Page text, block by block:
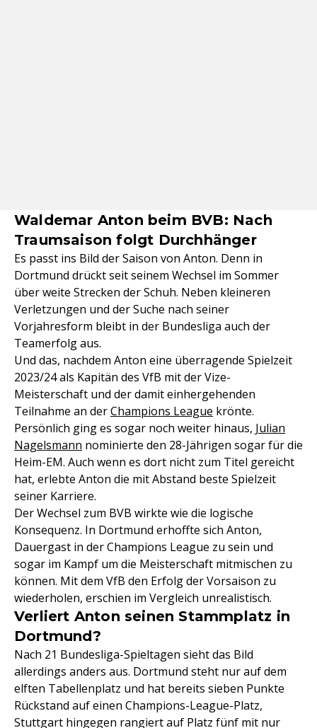
Waldemar Anton beim BVB: Nach
Traumsaison folgt Durchhänger
Es passt ins Bild der Saison von Anton. Denn in
Dortmund drückt seit seinem Wechsel im Sommer
über weite Strecken der Schuh. Neben kleineren
Verletzungen und der Suche nach seiner
Vorjahresform bleibt in der Bundesliga auch der
Teamerfolg aus.
Und das, nachdem Anton eine überragende Spielzeit
2023/24 als Kapitän des VfB mit der Vize-
Meisterschaft und der damit einhergehenden
Teilnahme an derChampions League krönte.
Persönlich ging es sogar noch weiter hinaus, Julian
Nagelsmann nominierte den 28-Jährigen sogar für die
Heim-EM. Auch wenn es dort nicht zum Titel gereicht
hat, erlebte Anton die mit Abstand beste Spielzeit
seiner Karriere.
Der Wechsel zum BVB wirkte wie die logische
Konsequenz. In Dortmund erhoffte sich Anton,
Dauergast in der Champions League zu sein und
sogar im Kampf um die Meisterschaft mitmischen zu
können. Mit dem VfB den Erfolg der Vorsaison zu
wiederholen, erschien im Vergleich unrealistisch.
Verliert Anton seinen Stammplatz in
Dortmund?
Nach 21 Bundesliga-Spieltagen sieht das Bild
allerdings anders aus. Dortmund steht nur auf dem
elften Tabellenplatz und hat bereits sieben Punkte
Rückstand auf einen Champions-League-Platz,
Stuttgart hingegen rangiert auf Platz fünf mit nur